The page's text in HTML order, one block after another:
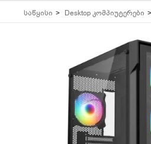
საწყისი Desktop კომპიუტერები